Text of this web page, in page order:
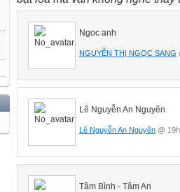
Ngoc anh
NGUYỄN THỊ NGỌC SANG
Lê Nguyễn An Nguyên
Lê Nguyễn An Nguyên @
Tâm Bình - Tâm An